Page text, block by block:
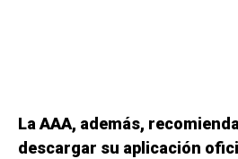
La AAA, además,
descargar su aplicación